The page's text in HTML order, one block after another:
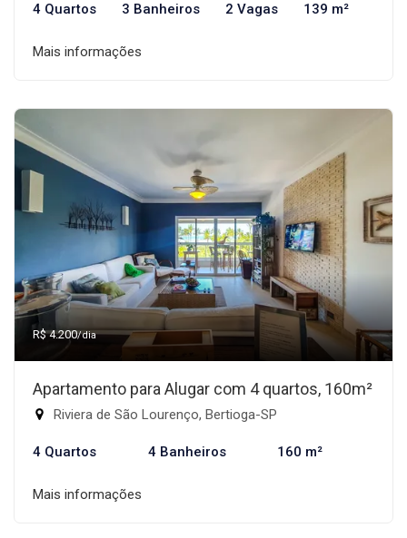
4 Quartos 3 Banheiros 2 Vagas 139 m²
Mais informações
R$ 4.200/dia
Apartamento para Alugar com 4 quartos, 160m²
Riviera de São Lourenço, Bertioga-SP
4 Quartos 4 Banheiros 160 m²
Mais informações